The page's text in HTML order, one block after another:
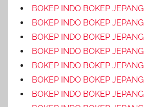
BOKEP INDO BOKEP JEPANG
BOKEP INDO BOKEP JEPANG
BOKEP INDO BOKEP JEPANG
BOKEP INDO BOKEP JEPANG
BOKEP INDO BOKEP JEPANG
BOKEP INDO BOKEP JEPANG
BOKEP INDO BOKEP JEPANG